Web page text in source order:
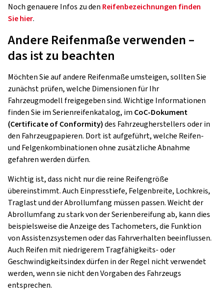
Noch genauere Infos zu den Reifenbezeichnungen finden
Sie hier.
Andere Reifenmaße verwenden –
das ist zu beachten
Möchten Sie auf andere Reifenmaße umsteigen, sollten Sie
zunächst prüfen, welche Dimensionen für Ihr
Fahrzeugmodell freigegeben sind. Wichtige Informationen
finden Sie im Serienreifenkatalog, im CoC-Dokument
(Certificate of Conformity)des Fahrzeugherstellers oder in
den Fahrzeugpapieren. Dort ist aufgeführt, welche Reifen-
und Felgenkombinationen ohne zusätzliche Abnahme
gefahren werden dürfen.
Wichtig ist, dass nicht nur die reine Reifengröße
übereinstimmt. Auch Einpresstiefe, Felgenbreite, Lochkreis,
Traglast und der Abrollumfang müssen passen. Weicht der
Abrollumfang zu stark von der Serienbereifung ab, kann dies
beispielsweise die Anzeige des Tachometers, die Funktion
von Assistenzsystemen oder das Fahrverhalten beeinflussen.
Auch Reifen mit niedrigerem Tragfähigkeits- oder
Geschwindigkeitsindex dürfen in der Regel nicht verwendet
werden, wenn sie nicht den Vorgaben des Fahrzeugs
entsprechen.